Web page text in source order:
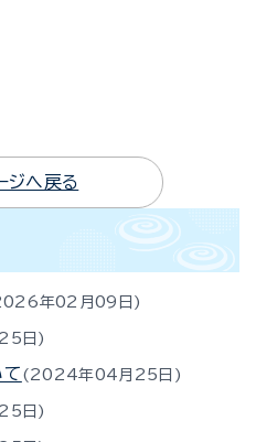
ジへ戻る
年02月09日
日
2024年04月25日
日